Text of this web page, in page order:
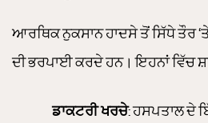
ਆਰਥਿਕ ਨੁਕਸਾਨ ਹਾਦਸੇ ਤੋਂ ਸਿੱਧੇ ਤੌਰ
ਦੀ ਭਰਪਾਈ ਕਰਦੇ ਹਨ। ਇਹਨਾਂ ਵਿੱਚ
ਡਾਕਟਰੀ ਖਰਚੇ: ਹਸਪਤਾਲ ਦੇ